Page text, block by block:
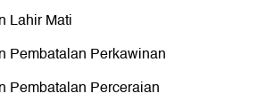
Lahir Mati
Pembatalan Perkawinan
Pembatalan Perceraian